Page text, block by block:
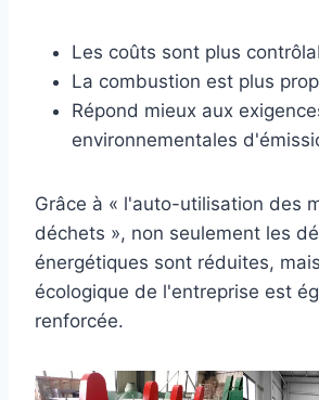
Les coûts sont plus
La combustion est plus
Répond mieux aux
environnementales
Grâce à « l'auto-utilisation des
déchets », non seulement les
énergétiques sont réduites,
écologique de l'entreprise est
renforcée.